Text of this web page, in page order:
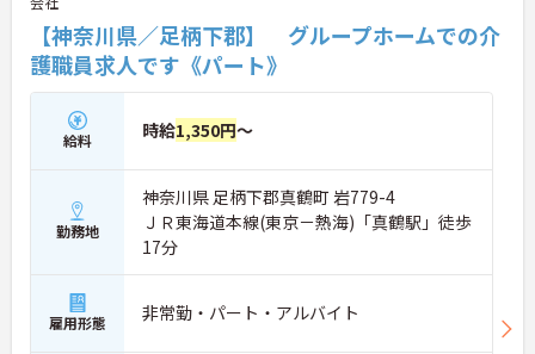
【神奈川県／足柄下郡】 グループホームでの介
護職員求人です《パート》
給料 時給1,350円～
勤務地
神奈川県 足柄下郡真鶴町 岩779-4
ＪＲ東海道本線(東京－熱海)「真鶴駅」徒歩
17分
雇用形態 非常勤・パート・アルバイト